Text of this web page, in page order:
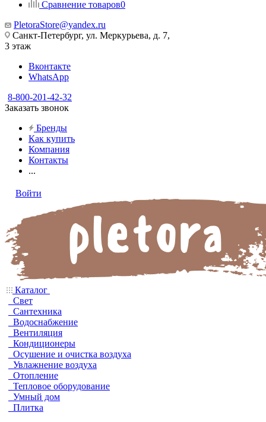
Сравнение товаров0
PletoraStore@yandex.ru
Санкт-Петербург, ул. Меркурьева, д. 7,
3 этаж
Вконтакте
WhatsApp
8-800-201-42-32
Заказать звонок
Бренды
Как купить
Компания
Контакты
...
Войти
Каталог
Свет
Сантехника
Водоснабжение
Вентиляция
Кондиционеры
Осушение и очистка воздуха
Увлажнение воздуха
Отопление
Тепловое оборудование
Умный дом
Плитка